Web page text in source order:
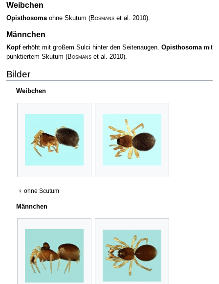
Weibchen
Opisthosomaohne Skutum (Bosmanset al. 2010).
Männchen
Kopferhöht mit großem Sulci hinter den Seitenaugen. Opisthosomamit
punktiertem Skutum (Bosmanset al. 2010).
Bilder
Weibchen
♀ ohne Scutum
Männchen